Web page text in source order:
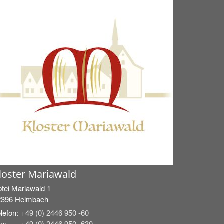
Mariawald
Mariawald 1
Heimbach
+49 (0) 2446 950 -60